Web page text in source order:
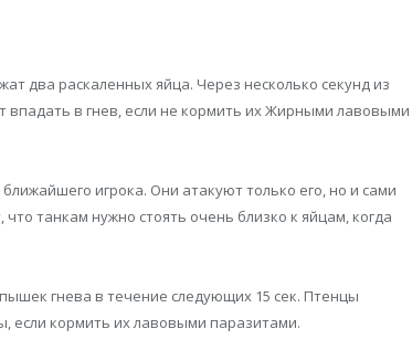
два раскаленных яйца. Через несколько секунд из
впадать в гнев, если не кормить их Жирными лавовыми
игрока. Они атакуют только его, но и сами
танкам нужно стоять очень близко к яйцам, когда
гнева в течение следующих 15 сек. Птенцы
если кормить их лавовыми паразитами.